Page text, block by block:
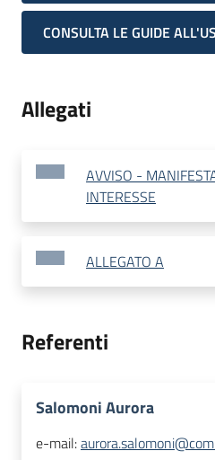
CONSULTA LE GUIDE
Allegati
AVVISO -
INTERESSE
ALLEGATO A
Referenti
Salomoni Aurora
e-mail: